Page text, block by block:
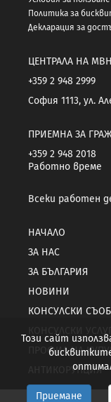
Политика за
Декларация за
ЦЕНТРАЛА НА
+359 2 948 2999
София 1113, ул.
ПРИЕМНА ЗА
+359 2 948 2018
Работно време
Всеки работен
НАЧАЛО
ЗА НАС
ЗА БЪЛГАРИЯ
НОВИНИ
КОНСУЛСКИ
ПРОФИЛ НА
АНТИКОРУПЦИЯ
Този сайт
Приемане